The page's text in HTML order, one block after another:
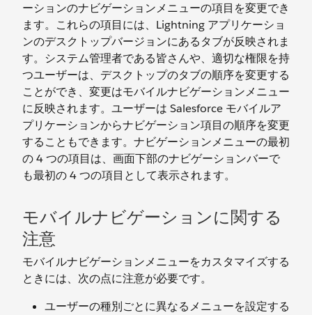
ーションのナビゲーションメニューの項目を変更でき
ます。これらの項目には、Lightning アプリケーショ
ンのデスクトップバージョンにあるタブが反映されま
す。システム管理者である皆さんや、適切な権限を持
つユーザーは、デスクトップのタブの順序を変更する
ことができ、変更はモバイルナビゲーションメニュー
に反映されます。ユーザーは Salesforce モバイルア
プリケーションからナビゲーション項目の順序を変更
することもできます。ナビゲーションメニューの最初
の 4 つの項目は、画面下部のナビゲーションバーで
も最初の 4 つの項目として表示されます。
モバイルナビゲーションに関する
注意
モバイルナビゲーションメニューをカスタマイズする
ときには、次の点に注意が必要です。
ユーザーの種別ごとに異なるメニューを設定する